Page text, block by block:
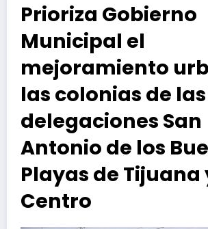
Prioriza Gobierno
Municipal el
mejoramiento
las colonias de las
delegaciones San
Antonio de los
Playas de Tijuana
Centro